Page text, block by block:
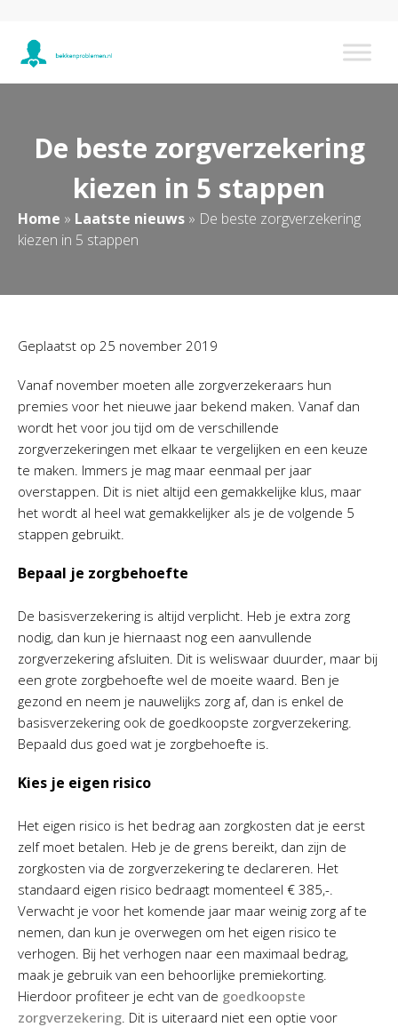
De beste zorgverzekering
kiezen in 5 stappen
Home » Laatste nieuws » De beste zorgverzekering
kiezen in 5 stappen
Geplaatst op 25 november 2019
Vanaf november moeten alle zorgverzekeraars hun
premies voor het nieuwe jaar bekend maken. Vanaf dan
wordt het voor jou tijd om de verschillende
zorgverzekeringen met elkaar te vergelijken en een keuze
te maken. Immers je mag maar eenmaal per jaar
overstappen. Dit is niet altijd een gemakkelijke klus, maar
het wordt al heel wat gemakkelijker als je de volgende 5
stappen gebruikt.
Bepaal je zorgbehoefte
De basisverzekering is altijd verplicht. Heb je extra zorg
nodig, dan kun je hiernaast nog een aanvullende
zorgverzekering afsluiten. Dit is weliswaar duurder, maar bij
een grote zorgbehoefte wel de moeite waard. Ben je
gezond en neem je nauwelijks zorg af, dan is enkel de
basisverzekering ook de goedkoopste zorgverzekering.
Bepaald dus goed wat je zorgbehoefte is.
Kies je eigen risico
Het eigen risico is het bedrag aan zorgkosten dat je eerst
zelf moet betalen. Heb je de grens bereikt, dan zijn de
zorgkosten via de zorgverzekering te declareren. Het
standaard eigen risico bedraagt momenteel € 385,-.
Verwacht je voor het komende jaar maar weinig zorg af te
nemen, dan kun je overwegen om het eigen risico te
verhogen. Bij het verhogen naar een maximaal bedrag,
maak je gebruik van een behoorlijke premiekorting.
Hierdoor profiteer je echt van de goedkoopste
zorgverzekering. Dit is uiteraard niet een optie voor